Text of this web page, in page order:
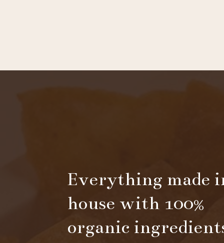
Everything made
house with 100%
organic